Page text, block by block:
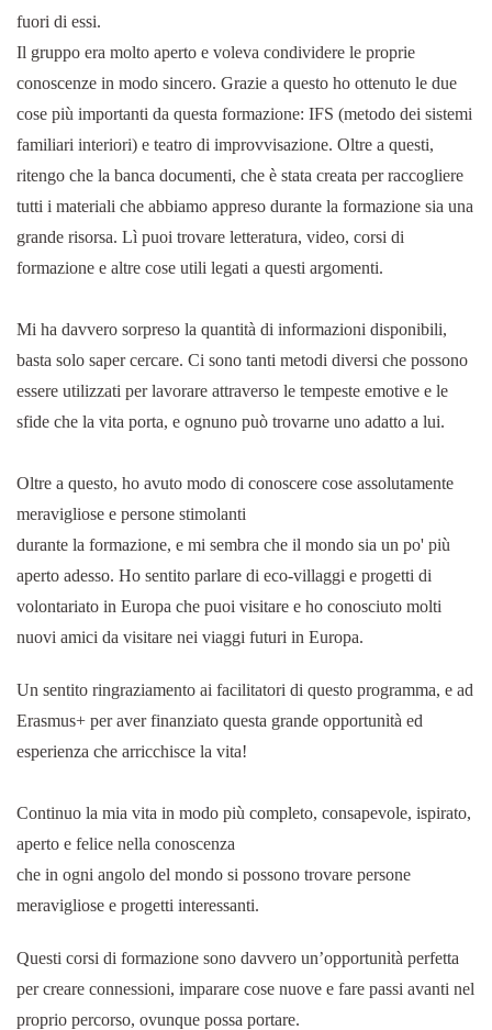
fuori di essi.
Il gruppo era molto aperto e voleva condividere le proprie
conoscenze in modo sincero. Grazie a questo ho ottenuto le due
cose più importanti da questa formazione: IFS (metodo dei sistemi
familiari interiori) e teatro di improvvisazione. Oltre a questi,
ritengo che la banca documenti, che è stata creata per raccogliere
tutti i materiali che abbiamo appreso durante la formazione sia una
grande risorsa. Lì puoi trovare letteratura, video, corsi di
formazione e altre cose utili legati a questi argomenti.
Mi ha davvero sorpreso la quantità di informazioni disponibili,
basta solo saper cercare. Ci sono tanti metodi diversi che possono
essere utilizzati per lavorare attraverso le tempeste emotive e le
sfide che la vita porta, e ognuno può trovarne uno adatto a lui.
Oltre a questo, ho avuto modo di conoscere cose assolutamente
meravigliose e persone stimolanti
durante la formazione, e mi sembra che il mondo sia un po' più
aperto adesso. Ho sentito parlare di eco-villaggi e progetti di
volontariato in Europa che puoi visitare e ho conosciuto molti
nuovi amici da visitare nei viaggi futuri in Europa.
Un sentito ringraziamento ai facilitatori di questo programma, e ad
Erasmus+ per aver finanziato questa grande opportunità ed
esperienza che arricchisce la vita!
Continuo la mia vita in modo più completo, consapevole, ispirato,
aperto e felice nella conoscenza
che in ogni angolo del mondo si possono trovare persone
meravigliose e progetti interessanti.
Questi corsi di formazione sono davvero un’opportunità perfetta
per creare connessioni, imparare cose nuove e fare passi avanti nel
proprio percorso, ovunque possa portare.